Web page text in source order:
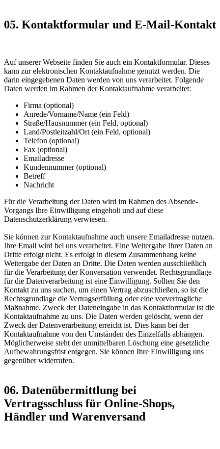
05. Kontaktformular und E-Mail-Kontakt
Auf unserer Webseite finden Sie auch ein Kontaktformular. Dieses
kann zur elektronischen Kontaktaufnahme genutzt werden. Die
darin eingegebenen Daten werden von uns verarbeitet. Folgende
Daten werden im Rahmen der Kontaktaufnahme verarbeitet:
Firma (optional)
Anrede/Vorname/Name (ein Feld)
Straße/Hausnummer (ein Feld, optional)
Land/Postleitzahl/Ort (ein Feld, optional)
Telefon (optional)
Fax (optional)
Emailadresse
Kundennummer (optional)
Betreff
Nachricht
Für die Verarbeitung der Daten wird im Rahmen des Absende-
Vorgangs Ihre Einwilligung eingeholt und auf diese
Datenschutzerklärung verwiesen.
Sie können zur Kontaktaufnahme auch unsere Emailadresse nutzen.
Ihre Email wird bei uns verarbeitet. Eine Weitergabe Ihrer Daten an
Dritte erfolgt nicht. Es erfolgt in diesem Zusammenhang keine
Weitergabe der Daten an Dritte. Die Daten werden ausschließlich
für die Verarbeitung der Konversation verwendet. Rechtsgrundlage
für die Datenverarbeitung ist eine Einwilligung. Sollten Sie den
Kontakt zu uns suchen, um einen Vertrag abzuschließen, so ist die
Rechtsgrundlage die Vertragserfüllung oder eine vorvertragliche
Maßnahme. Zweck der Dateneingabe in das Kontaktformular ist die
Kontaktaufnahme zu uns. Die Daten werden gelöscht, wenn der
Zweck der Datenverarbeitung erreicht ist. Dies kann bei der
Kontaktaufnahme von den Umständen des Einzelfalls abhängen.
Möglicherweise steht der unmittelbaren Löschung eine gesetzliche
Aufbewahrungsfrist entgegen. Sie können Ihre Einwilligung uns
gegenüber widerrufen.
06. Datenübermittlung bei
Vertragsschluss für Online-Shops,
Händler und Warenversand